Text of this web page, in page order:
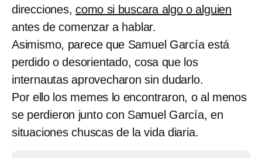
direcciones,como si buscara algo o alguien
antes de comenzar a hablar.
Asimismo, parece que Samuel García está
perdido o desorientado, cosa que los
internautas aprovecharon sin dudarlo.
Por ello los memes lo encontraron, o al menos
se perdieron junto con Samuel García, en
situaciones chuscas de la vida diaria.